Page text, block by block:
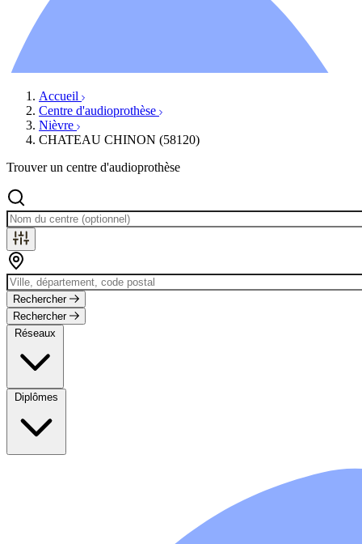
Évènements
Accueil
Centre d'audioprothèse
Nièvre
CHATEAU CHINON (58120)
Trouver un centre d'audioprothèse
Rechercher
Rechercher
Réseaux
Diplômes